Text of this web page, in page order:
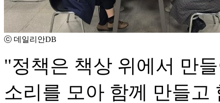
ⓒ 데일리안DB
"정책은 책상 위에서 만
소리를 모아 함께 만들고